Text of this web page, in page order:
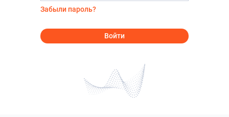
Забыли пароль?
Войти